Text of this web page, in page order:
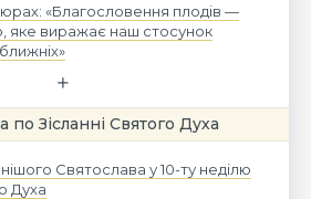
«Благословення плодів —
яке виражає наш стосунок
по Зісланні Святого Духа
Святослава у 10-ту неділю
Духа